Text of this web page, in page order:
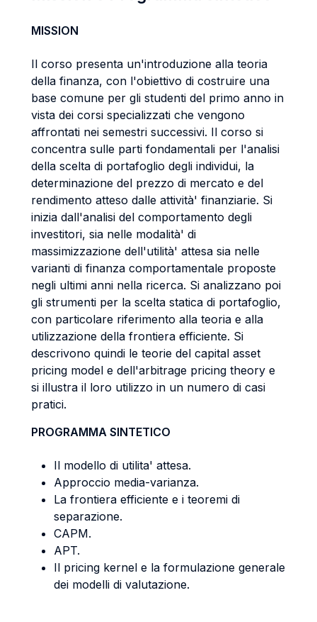
MISSION
Il corso presenta un'introduzione alla teoria
della finanza, con l'obiettivo di costruire una
base comune per gli studenti del primo anno in
vista dei corsi specializzati che vengono
affrontati nei semestri successivi. Il corso si
concentra sulle parti fondamentali per l'analisi
della scelta di portafoglio degli individui, la
determinazione del prezzo di mercato e del
rendimento atteso dalle attività' finanziarie. Si
inizia dall'analisi del comportamento degli
investitori, sia nelle modalità' di
massimizzazione dell'utilità' attesa sia nelle
varianti di finanza comportamentale proposte
negli ultimi anni nella ricerca. Si analizzano poi
gli strumenti per la scelta statica di portafoglio,
con particolare riferimento alla teoria e alla
utilizzazione della frontiera efficiente. Si
descrivono quindi le teorie del capital asset
pricing model e dell'arbitrage pricing theory e
si illustra il loro utilizzo in un numero di casi
pratici.
PROGRAMMA SINTETICO
Il modello di utilita' attesa.
Approccio media-varianza.
La frontiera efficiente e i teoremi di
separazione.
CAPM.
APT.
Il pricing kernel e la formulazione generale
dei modelli di valutazione.